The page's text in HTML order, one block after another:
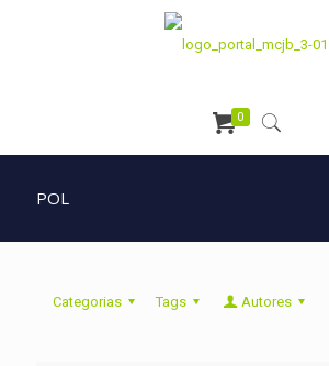
0
POL
Categorias Tags Autores